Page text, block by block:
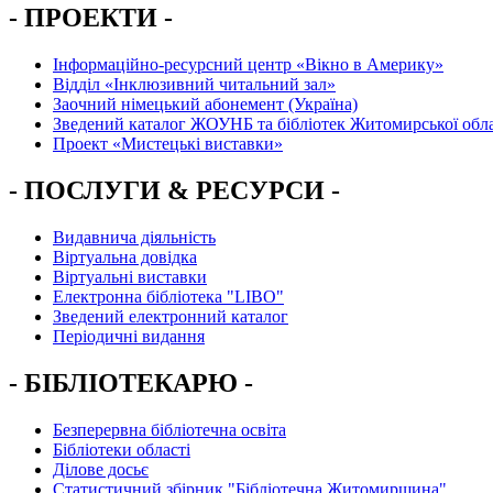
- ПРОЕКТИ -
Інформаційно-ресурсний центр «Вікно в Америку»
Вiддiл «Інклюзивний читальний зал»
Заочний німецький абонемент (Україна)
Зведений каталог ЖОУНБ та бібліотек Житомирської
Проект «Мистецькі виставки»
- ПОСЛУГИ & РЕСУРСИ -
Видавнича діяльність
Віртуальна довідка
Віртуальні виставки
Електронна бібліотека "LIBO"
Зведений електронний каталог
Періодичні видання
- БІБЛІОТЕКАРЮ -
Безперервна бібліотечна освіта
Бібліотеки області
Ділове досьє
Статистичний збірник "Бібліотечна Житомирщина"